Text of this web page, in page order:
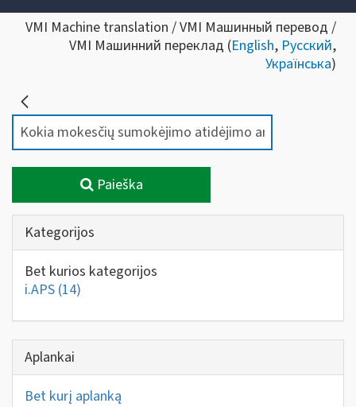
VMI Machine translation / VMI Машинный перевод /
VMI Машинний переклад (English, Русский,
Українська)
Paieška
Kategorijos
Bet kurios kategorijos
i.APS (14)
Aplankai
Bet kurį aplanką